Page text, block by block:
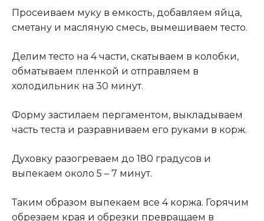
Просеиваем муку в емкость, добавляем яйца,
сметану и масляную смесь, вымешиваем тесто.
Делим тесто на 4 части, скатываем в колобки,
обматываем пленкой и отправляем в
холодильник на 30 минут.
Форму застилаем пергаментом, выкладываем
часть теста и разравниваем его руками в корж.
Духовку разогреваем до 180 градусов и
выпекаем около 5 – 7 минут.
Таким образом выпекаем все 4 коржа. Горячим
обрезаем края и обрезки превращаем в